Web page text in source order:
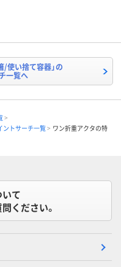
/使い捨て容器」の
一覧へ
ントサーチ一覧
ワン折重アクタの特
て
ください。